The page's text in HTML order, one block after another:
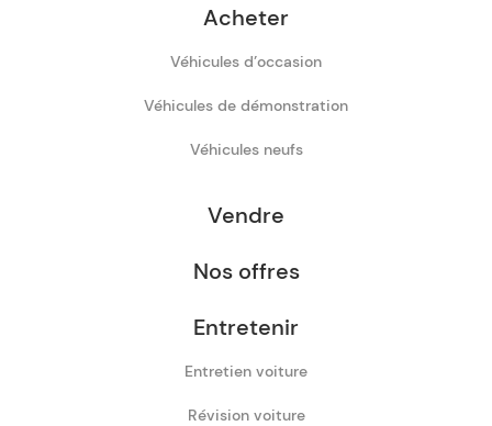
Acheter
Véhicules d’occasion
Véhicules de démonstration
Véhicules neufs
Vendre
Nos offres
Entretenir
Entretien voiture
Révision voiture